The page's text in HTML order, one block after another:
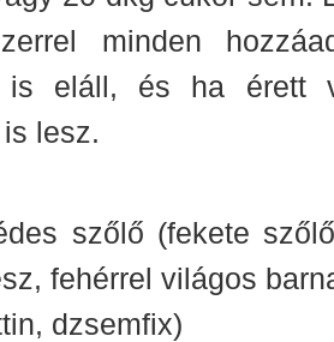
minden
is eláll, és ha érett
lesz.
szőlő (fekete
fehérrel világos
dzsemfix)